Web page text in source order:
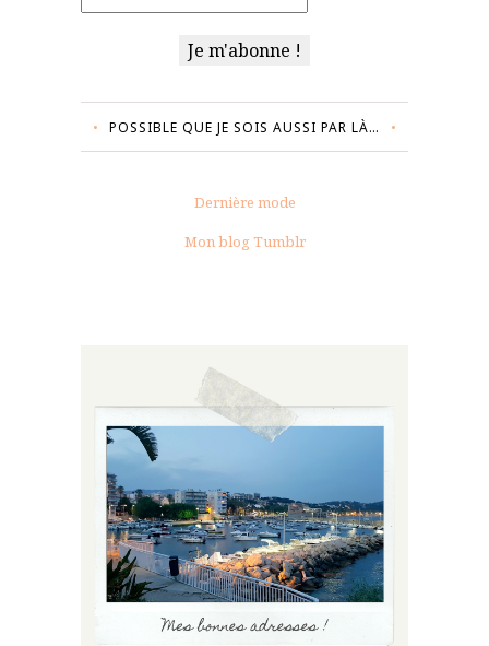
POSSIBLE QUE JE SOIS AUSSI PAR LÀ…
Dernière mode
Mon blog Tumblr